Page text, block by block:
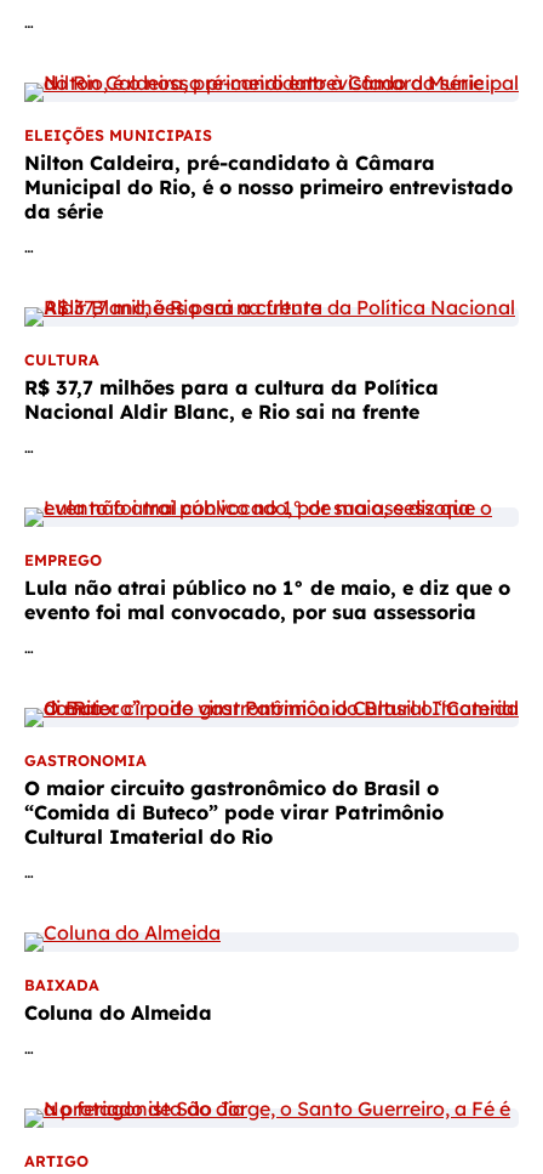
…
ELEIÇÕES MUNICIPAIS
Nilton Caldeira, pré-candidato à Câmara
Municipal do Rio, é o nosso primeiro entrevistado
da série
…
CULTURA
R$ 37,7 milhões para a cultura da Política
Nacional Aldir Blanc, e Rio sai na frente
…
EMPREGO
Lula não atrai público no 1° de maio, e diz que o
evento foi mal convocado, por sua assessoria
…
GASTRONOMIA
O maior circuito gastronômico do Brasil o
“Comida di Buteco” pode virar Patrimônio
Cultural Imaterial do Rio
…
BAIXADA
Coluna do Almeida
…
ARTIGO